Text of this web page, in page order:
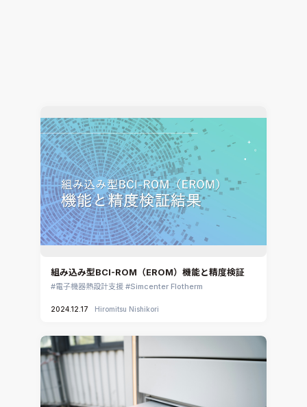
組み込み型BCI-ROM（EROM）機能と精度検証
電子機器熱設計支援 Simcenter Flotherm
2024.12.17 Hiromitsu Nishikori